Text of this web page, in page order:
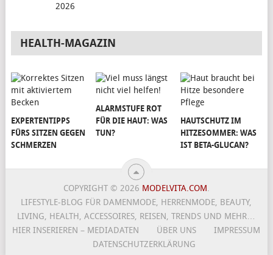
2026
HEALTH-MAGAZIN
EXPERTENTIPPS
FÜRS SITZEN GEGEN
SCHMERZEN
ALARMSTUFE ROT
FÜR DIE HAUT: WAS
TUN?
HAUTSCHUTZ IM
HITZESOMMER: WAS
IST BETA-GLUCAN?
COPYRIGHT © 2026 MODELVITA.COM.
LIFESTYLE-BLOG FÜR DAMENMODE, HERRENMODE, BEAUTY,
LIVING, HEALTH, ACCESSOIRES, REISEN, TRENDS UND MEHR…
HIER INSERIEREN – MEDIADATEN
ÜBER UNS
IMPRESSUM
DATENSCHUTZERKLÄRUNG